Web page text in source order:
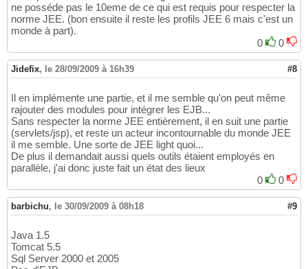
ne posséde pas le 10eme de ce qui est requis pour respecter la
norme JEE. (bon ensuite il reste les profils JEE 6 mais c'est un
monde à part).
0
0
Jidefix, le 28/09/2009 à 16h39 #8
Il en implémente une partie, et il me semble qu'on peut même
rajouter des modules pour intégrer les EJB...
Sans respecter la norme JEE entièrement, il en suit une partie
(servlets/jsp), et reste un acteur incontournable du monde JEE
il me semble. Une sorte de JEE light quoi...
De plus il demandait aussi quels outils étaient employés en
parallèle, j'ai donc juste fait un état des lieux
0
0
barbichu, le 30/09/2009 à 08h18 #9
Java 1.5
Tomcat 5.5
Sql Server 2000 et 2005